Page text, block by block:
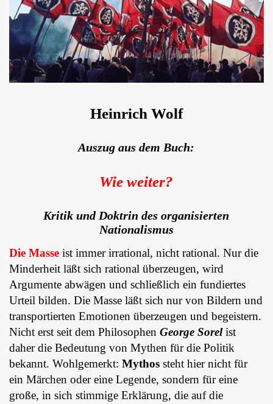
Heinrich Wolf
Auszug aus dem Buch:
Wie weiter?
Kritik und Doktrin des organisierten
Nationalismus
Die Masse ist immer irrational, nicht rational. Nur die
Minderheit läßt sich rational überzeugen, wird
Argumente abwägen und schließlich ein fundiertes
Urteil bilden. Die Masse läßt sich nur von Bildern und
transportierten Emotionen überzeugen und begeistern.
Nicht erst seit dem Philosophen George Sorelist
daher die Bedeutung von Mythen für die Politik
bekannt. Wohlgemerkt: Mythos steht hier nicht für
ein Märchen oder eine Legende, sondern für eine
große, in sich stimmige Erklärung, die auf die